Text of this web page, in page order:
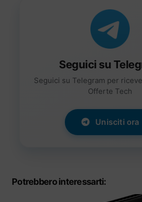
Seguici su
Seguici su Telegram per
Offerte Tech
Unisciti ora
Potrebbero interessarti: